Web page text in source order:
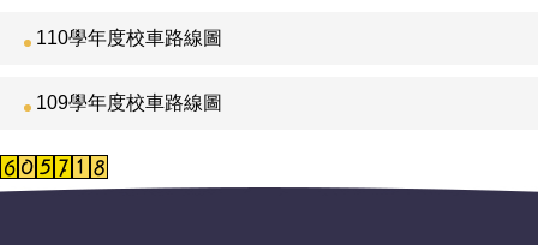
110學年度校車路線圖
109學年度校車路線圖